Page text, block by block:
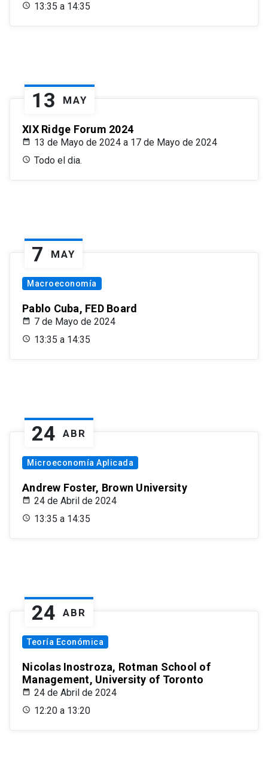
13:35 a 14:35
13 MAY
XIX Ridge Forum 2024
13 de Mayo de 2024 a 17 de Mayo de 2024
Todo el dia.
7 MAY
Macroeconomía
Pablo Cuba, FED Board
7 de Mayo de 2024
13:35 a 14:35
24 ABR
Microeconomía Aplicada
Andrew Foster, Brown University
24 de Abril de 2024
13:35 a 14:35
24 ABR
Teoría Económica
Nicolas Inostroza, Rotman School of
Management, University of Toronto
24 de Abril de 2024
12:20 a 13:20